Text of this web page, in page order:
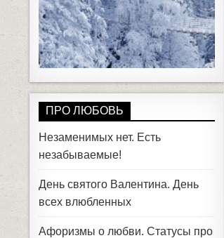
ПРО ЛЮБОВЬ
Незаменимых нет. Есть
незабываемые!
День святого Валентина. День
всех влюбленных
Афоризмы о любви. Статусы про